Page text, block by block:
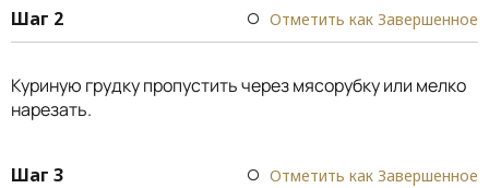
Шаг 2 Отметить как Завершенное
Куриную грудку пропустить через мясорубку или мелко
нарезать.
Шаг 3 Отметить как Завершенное